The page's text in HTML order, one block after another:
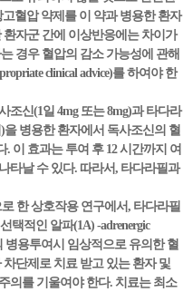
혈압 약제를 이 약과 병용한 환자
자군 간에 이상반응에는 차이가
경우 혈압의 감소 가능성에 관해
clinical advice)를 하여야 한
조신(1일 4mg 또는 8mg)과 타다라
을 병용한 환자에서 독사조신의 혈
이 효과는 투여 후 12 시간까지 여
타날 수 있다. 따라서, 타다라필과
한 상호작용 연구에서, 타다라필
택적인 알파(1A) -adrenergic
병용투여시 임상적으로 유의한 혈
단제로 치료 받고 있는 환자 및
의를 기울여야 한다. 치료는 최소